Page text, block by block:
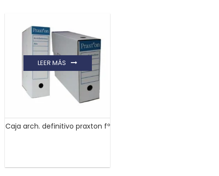
Caja arch. definitivo praxton fº
LEER MÁS